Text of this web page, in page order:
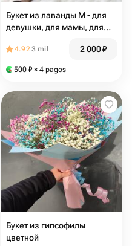
Букет из лаванды M - для
девушки, для мамы, для
4.923 mil 2 000₽
500 ₽ × 4 pagos
Букет из гипсофилы
цветной